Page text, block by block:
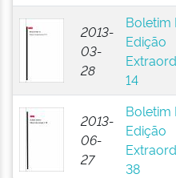
2013-
03-
28
Boletim
Edição
14
2013-
06-
27
Boletim
Edição
38